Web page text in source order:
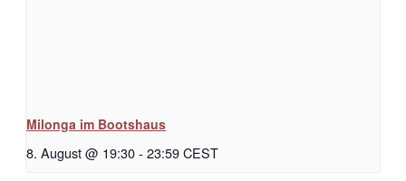
Milonga im Bootshaus
8. August @ 19:30- 23:59CEST